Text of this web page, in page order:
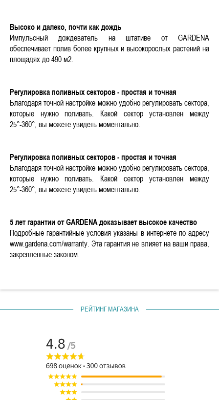
Высоко и далеко, почти как дождь
Импульсный дождеватель на штативе от GARDENA
обеспечивает полив более крупных и высокорослых растений на
площадях до 490 м2.
Регулировка поливных секторов - простая и точная
Благодаря точной настройке можно удобно регулировать сектора,
которые нужно поливать. Какой сектор установлен между
25°-360°, вы можете увидеть моментально.
Регулировка поливных секторов - простая и точная
Благодаря точной настройке можно удобно регулировать сектора,
которые нужно поливать. Какой сектор установлен между
25°-360°, вы можете увидеть моментально.
5 лет гарантии от GARDENA доказывает высокое качество
Подробные гарантийные условия указаны в интернете по адресу
www.gardena.com/warranty. Эта гарантия не влияет на ваши права,
закрепленные законом.
РЕЙТИНГ МАГАЗИНА